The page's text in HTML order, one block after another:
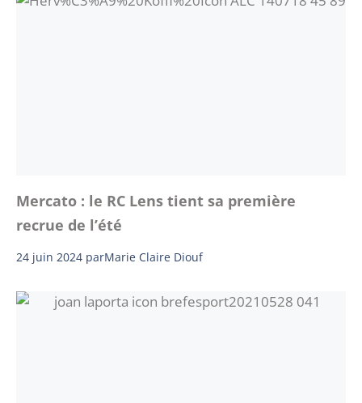
Mercato : le RC Lens tient sa première
recrue de l’été
24 juin 2024 parMarie Claire Diouf